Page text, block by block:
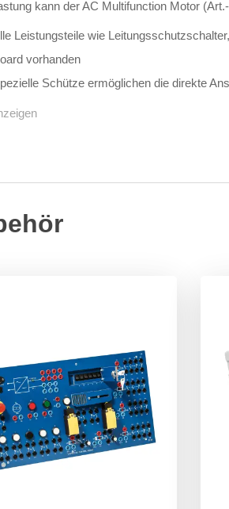
kann der AC Multifunction Motor
Leistungsteile wie
vorhanden
Schütze ermöglichen die direkte